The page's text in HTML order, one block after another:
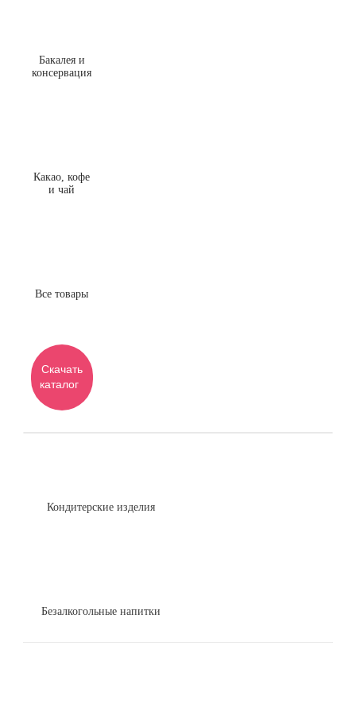
Бакалея и
консервация
Какао, кофе
и чай
Все товары
Скачать
каталог
Кондитерские изделия
Безалкогольные напитки